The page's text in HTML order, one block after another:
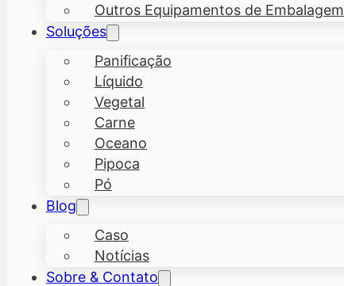
Outros Equipamentos de Embalagem
Soluções
Panificação
Líquido
Vegetal
Carne
Oceano
Pipoca
Pó
Blog
Caso
Notícias
Sobre & Contato